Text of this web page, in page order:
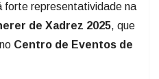
Centro de Eventos de